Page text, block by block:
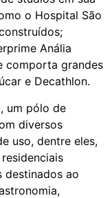
o Hospital São
Anália
comporta grandes
e Decathlon.
um pólo de
diversos
uso, dentre eles,
destinados ao